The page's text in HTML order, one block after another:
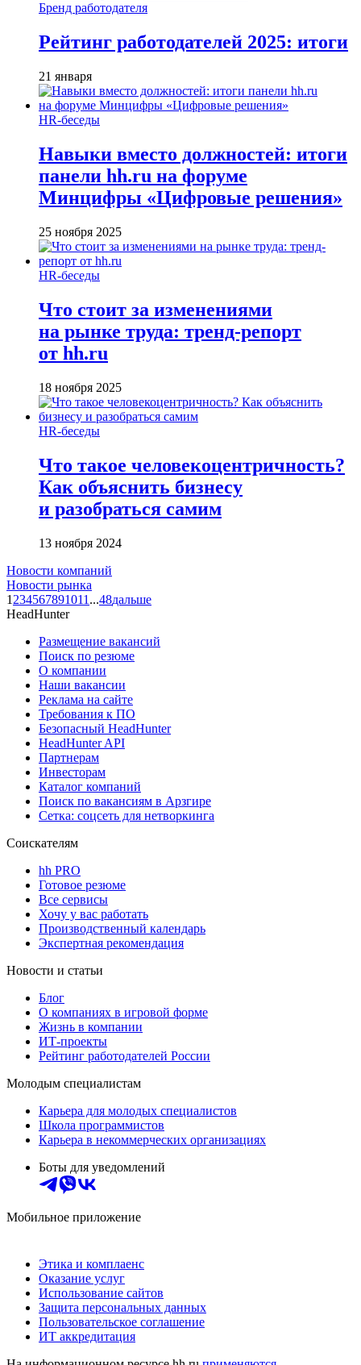
Бренд работодателя
Рейтинг работодателей 2025: итоги
21 января
HR-беседы
Навыки вместо должностей: итоги
панели hh.ru на форуме
Минцифры «Цифровые решения»
25 ноября 2025
HR-беседы
Что стоит за изменениями
на рынке труда: тренд-репорт
от hh.ru
18 ноября 2025
HR-беседы
Что такое человеко­центричность?
Как объяснить бизнесу
и разобраться самим
13 ноября 2024
Новости компаний
Новости рынка
1 234567891011 ...48дальше
HeadHunter
Размещение вакансий
Поиск по резюме
О компании
Наши вакансии
Реклама на сайте
Требования к ПО
Безопасный HeadHunter
HeadHunter API
Партнерам
Инвесторам
Каталог компаний
Поиск по вакансиям в Арзгире
Сетка: соцсеть для нетворкинга
Соискателям
hh PRO
Готовое резюме
Все сервисы
Хочу у вас работать
Производственный календарь
Экспертная рекомендация
Новости и статьи
Блог
О компаниях в игровой форме
Жизнь в компании
ИТ-проекты
Рейтинг работодателей России
Молодым специалистам
Карьера для молодых специалистов
Школа программистов
Карьера в некоммерческих организациях
Боты для уведомлений
Мобильное приложение
Этика и комплаенс
Оказание услуг
Использование сайтов
Защита персональных данных
Пользовательское соглашение
ИТ аккредитация